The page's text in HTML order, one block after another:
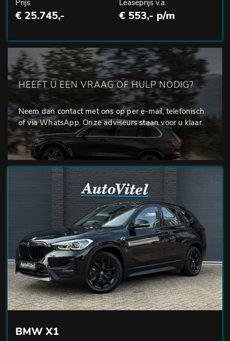
Prijs
€ 25.745,-
Leaseprijs v.a.
€ 553,- p/m
HEEFT U EEN VRAAG OF HULP NODIG?
Neem dan contact met ons op per e-mail, telefonisch
of via WhatsApp. Onze adviseurs staan voor u klaar.
BMW X1